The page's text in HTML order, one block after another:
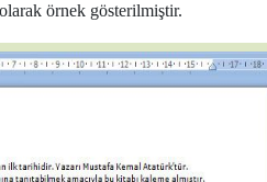
örnek gösterilmiştir.